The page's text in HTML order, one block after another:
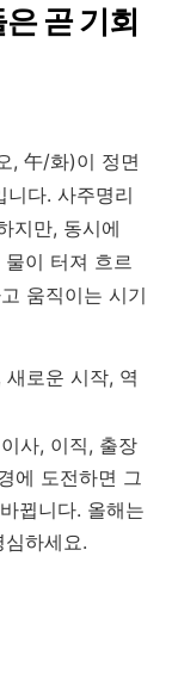
곧 기회
, 午/화)이 정면
니다. 사주명리
지만, 동시에
이 터져 흐르
움직이는 시기
로운 시작, 역
사, 이직, 출장
에 도전하면 그
뀝니다. 올해는
심하세요.